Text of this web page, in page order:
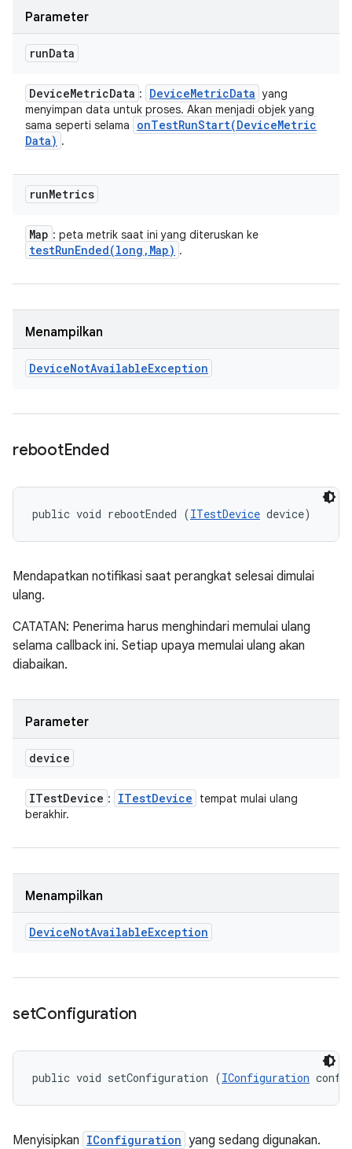
Parameter
runData
DeviceMetricData : DeviceMetricData yang
menyimpan data untuk proses. Akan menjadi objek yang
sama seperti selama
onTestRunStart(DeviceMetric
Data) .
runMetrics
Map : peta metrik saat ini yang diteruskan ke
testRunEnded(long , Map) .
Menampilkan
DeviceNotAvailableException
rebootEnded
public void rebootEnded (ITestDevice device)
Mendapatkan notifikasi saat perangkat selesai dimulai
ulang.
CATATAN: Penerima harus menghindari memulai ulang
selama callback ini. Setiap upaya memulai ulang akan
diabaikan.
Parameter
device
ITestDevice : ITestDevice
tempat mulai ulang
berakhir.
Menampilkan
DeviceNotAvailableException
setConfiguration
public void setConfiguration (IConfiguration
Menyisipkan IConfiguration yang sedang digunakan.